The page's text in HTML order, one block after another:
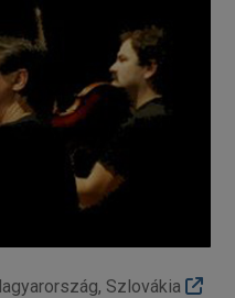
Szlovákia